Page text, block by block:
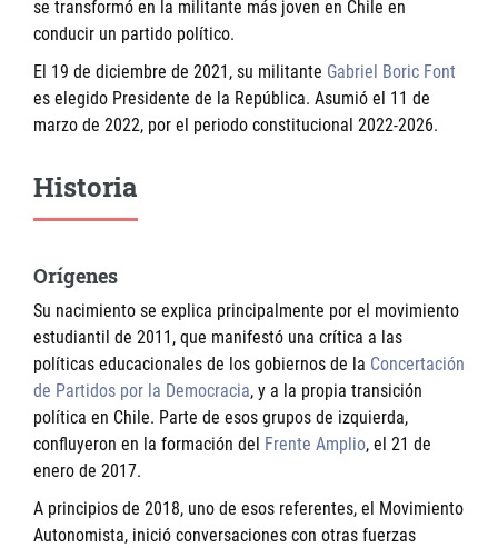
se transformó en la militante más joven en Chile en
conducir un partido político.
El 19 de diciembre de 2021, su militante Gabriel Boric Font
es elegido Presidente de la República. Asumió el 11 de
marzo de 2022, por el periodo constitucional 2022-2026.
Historia
Orígenes
Su nacimiento se explica principalmente por el movimiento
estudiantil de 2011, que manifestó una crítica a las
políticas educacionales de los gobiernos de la Concertación
de Partidos por la Democracia, y a la propia transición
política en Chile. Parte de esos grupos de izquierda,
confluyeron en la formación del Frente Amplio, el 21 de
enero de 2017.
A principios de 2018, uno de esos referentes, el Movimiento
Autonomista, inició conversaciones con otras fuerzas